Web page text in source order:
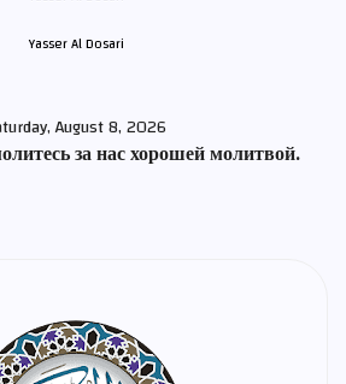
Yasser Al Dosari
August 8, 2026
за нас хорошей молитвой.